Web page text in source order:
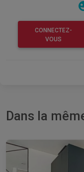
CONNECTEZ-
VOUS
Dans la